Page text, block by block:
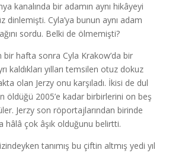
kanalında bir adamın aynı hikâyeyi
dinlemişti. Cyla’ya bunun aynı adam
sordu. Belki de ölmemişti?
bir hafta sonra Cyla Krakow’da bir
kaldıkları yılları temsilen otuz dokuz
olan Jerzy onu karşıladı. İkisi de dul
öldüğü 2005’e kadar birbirlerini on beş
Jerzy son röportajlarından birinde
hâlâ çok âşık olduğunu belirtti.
tanımış bu çiftin altmış yedi yıl